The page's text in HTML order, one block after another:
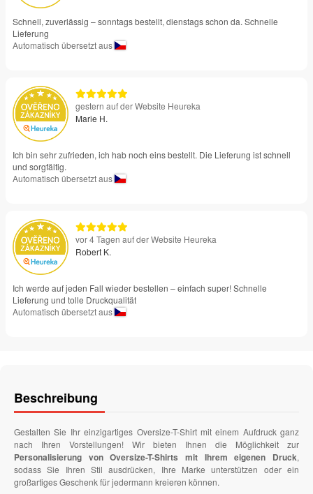
Schnell, zuverlässig – sonntags bestellt, dienstags schon da. Schnelle
Lieferung
Automatisch übersetzt aus
gestern auf der Website Heureka
Marie H.
Ich bin sehr zufrieden, ich hab noch eins bestellt. Die Lieferung ist schnell
und sorgfältig.
Automatisch übersetzt aus
vor 4 Tagen auf der Website Heureka
Robert K.
Ich werde auf jeden Fall wieder bestellen – einfach super! Schnelle
Lieferung und tolle Druckqualität
Automatisch übersetzt aus
Beschreibung
Gestalten Sie Ihr einzigartiges Oversize-T-Shirt mit einem Aufdruck ganz
nach Ihren Vorstellungen! Wir bieten Ihnen die Möglichkeit zur
Personalisierung von Oversize-T-Shirts mit Ihrem eigenen Druck,
sodass Sie Ihren Stil ausdrücken, Ihre Marke unterstützen oder ein
großartiges Geschenk für jedermann kreieren können.